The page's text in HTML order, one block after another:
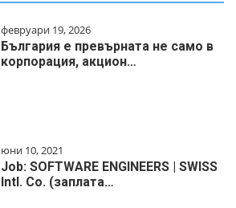
февруари 19, 2026
България е превърната не само в
корпорация, акцион…
юни 10, 2021
Job: SOFTWARE ENGINEERS | SWISS
Intl. Co. (заплата…